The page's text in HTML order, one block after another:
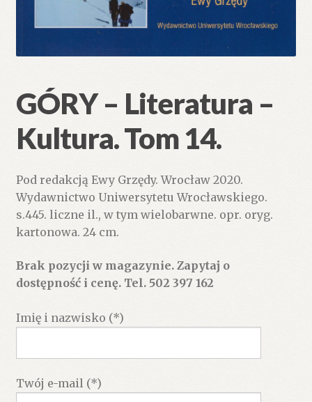
GÓRY – Literatura –
Kultura. Tom 14.
Pod redakcją Ewy Grzędy. Wrocław 2020.
Wydawnictwo Uniwersytetu Wrocławskiego.
s.445. liczne il., w tym wielobarwne. opr. oryg.
kartonowa. 24 cm.
Brak pozycji w magazynie. Zapytaj o
dostępność i cenę. Tel. 502 397 162
Imię i nazwisko (*)
Twój e-mail (*)